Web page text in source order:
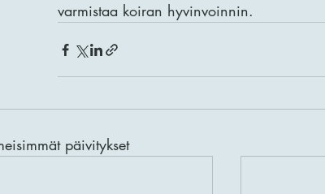
varmistaa koiran hyvinvoinnin.
päivitykset